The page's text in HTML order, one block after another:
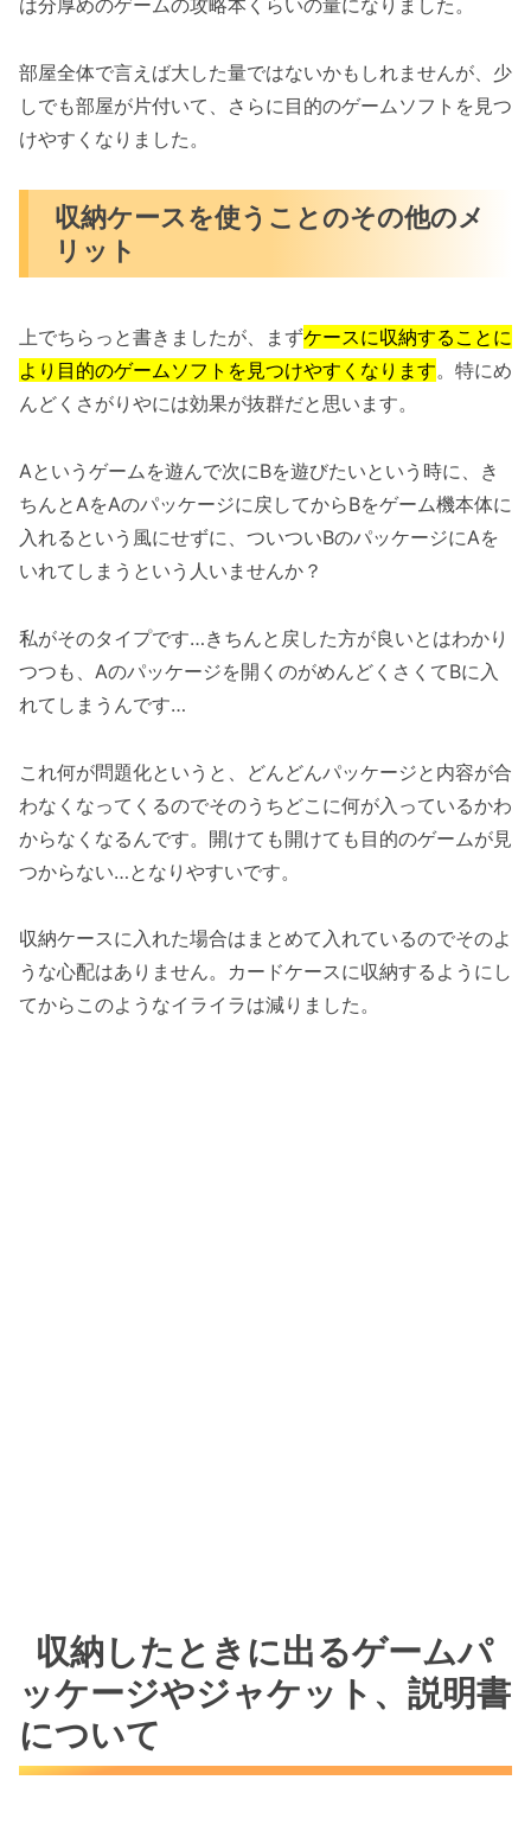
は分厚めのゲームの攻略本くらいの量になりました。
部屋全体で言えば大した量ではないかもしれませんが、少
しでも部屋が片付いて、さらに目的のゲームソフトを見つ
けやすくなりました。
収納ケースを使うことのその他のメ
リット
上でちらっと書きましたが、まずケースに収納することに
より目的のゲームソフトを見つけやすくなります。特にめ
んどくさがりやには効果が抜群だと思います。
Aというゲームを遊んで次にBを遊びたいという時に、き
ちんとAをAのパッケージに戻してからBをゲーム機本体に
入れるという風にせずに、ついついBのパッケージにAを
いれてしまうという人いませんか？
私がそのタイプです…きちんと戻した方が良いとはわかり
つつも、Aのパッケージを開くのがめんどくさくてBに入
れてしまうんです…
これ何が問題化というと、どんどんパッケージと内容が合
わなくなってくるのでそのうちどこに何が入っているかわ
からなくなるんです。開けても開けても目的のゲームが見
つからない…となりやすいです。
収納ケースに入れた場合はまとめて入れているのでそのよ
うな心配はありません。カードケースに収納するようにし
てからこのようなイライラは減りました。
収納したときに出るゲームパ
ッケージやジャケット、説明書
について